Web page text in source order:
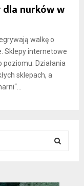
dla nurków w
walkę o
Sklepy internetowe
Działania
sklepach, a
E